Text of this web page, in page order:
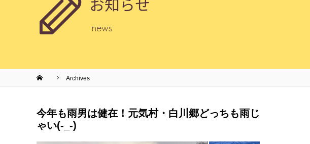
お知らせ
news
Archives
今年も雨男は健在！元気村・白川郷どっちも雨じ
ゃい(-_-)